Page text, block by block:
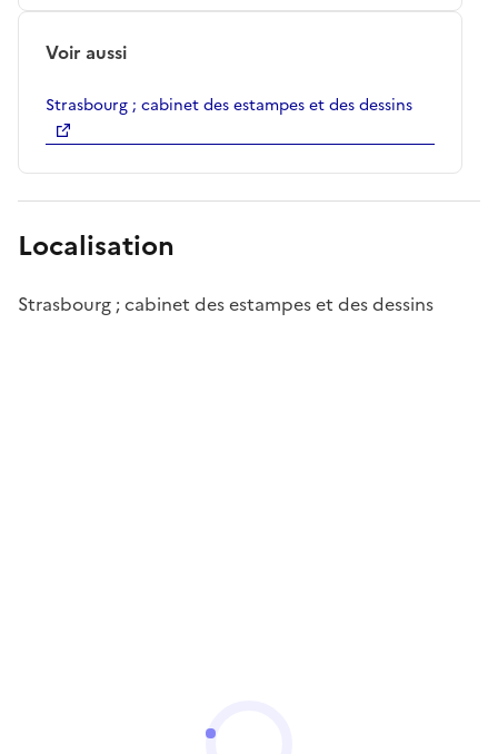
Voir aussi
Strasbourg ; cabinet des estampes et des dessins
Localisation
Strasbourg ; cabinet des estampes et des dessins